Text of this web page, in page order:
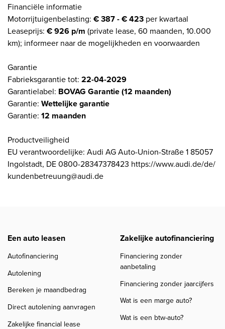
Financiële informatie
Motorrijtuigenbelasting: € 387 - € 423 per kwartaal
Leaseprijs: € 926 p/m (private lease, 60 maanden, 10.000
km); informeer naar de mogelijkheden en voorwaarden
Garantie
Fabrieksgarantie tot: 22-04-2029
Garantielabel: BOVAG Garantie (12 maanden)
Garantie: Wettelijke garantie
Garantie: 12 maanden
Productveiligheid
EU verantwoordelijke: Audi AG Auto-Union-Straße 1 85057
Ingolstadt, DE 0800-28347378423 https://www.audi.de/de/
kundenbetreuung@audi.de
Een auto leasen
Autofinanciering
Autolening
Bereken je maandbedrag
Direct autolening aanvragen
Zakelijke financial lease
Zakelijke autofinanciering
Financiering zonder
aanbetaling
Financiering zonder jaarcijfers
Wat is een marge auto?
Wat is een btw-auto?